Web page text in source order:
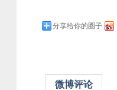
分享给你的圈子
微博评论